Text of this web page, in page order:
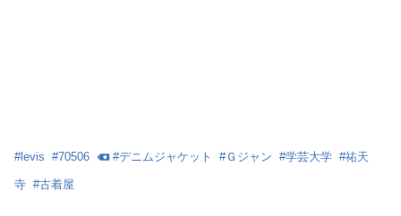
#levis #70506 #デニムジャケット #Ｇジャン #学芸大学 #祐天
寺 #古着屋